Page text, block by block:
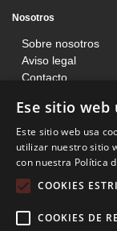
Nosotros
Sobre nosotros
Aviso legal
Contacto
Términos y
Condiciones de
Política de cookies
C/ Mossen Jacinto
Ese sitio web
Este sitio web usa
utilizar nuestro sitio
con nuestra Política
COOKIES
COOKIES DE